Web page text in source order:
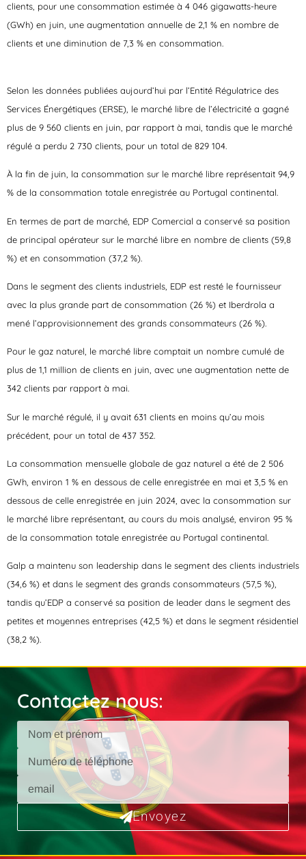
clients, pour une consommation estimée à 4 046 gigawatts-heure
(GWh) en juin, une augmentation annuelle de 2,1 % en nombre de
clients et une diminution de 7,3 % en consommation.
Selon les données publiées aujourd’hui par l’Entité Régulatrice des
Services Énergétiques (ERSE), le marché libre de l’électricité a gagné
plus de 9 560 clients en juin, par rapport à mai, tandis que le marché
régulé a perdu 2 730 clients, pour un total de 829 104.
À la fin de juin, la consommation sur le marché libre représentait 94,9
% de la consommation totale enregistrée au Portugal continental.
En termes de part de marché, EDP Comercial a conservé sa position
de principal opérateur sur le marché libre en nombre de clients (59,8
%) et en consommation (37,2 %).
Dans le segment des clients industriels, EDP est resté le fournisseur
avec la plus grande part de consommation (26 %) et Iberdrola a
mené l’approvisionnement des grands consommateurs (26 %).
Pour le gaz naturel, le marché libre comptait un nombre cumulé de
plus de 1,1 million de clients en juin, avec une augmentation nette de
342 clients par rapport à mai.
Sur le marché régulé, il y avait 631 clients en moins qu’au mois
précédent, pour un total de 437 352.
La consommation mensuelle globale de gaz naturel a été de 2 506
GWh, environ 1 % en dessous de celle enregistrée en mai et 3,5 % en
dessous de celle enregistrée en juin 2024, avec la consommation sur
le marché libre représentant, au cours du mois analysé, environ 95 %
de la consommation totale enregistrée au Portugal continental.
Galp a maintenu son leadership dans le segment des clients industriels
(34,6 %) et dans le segment des grands consommateurs (57,5 %),
tandis qu’EDP a conservé sa position de leader dans le segment des
petites et moyennes entreprises (42,5 %) et dans le segment résidentiel
(38,2 %).
Contactez nous:
Envoyez